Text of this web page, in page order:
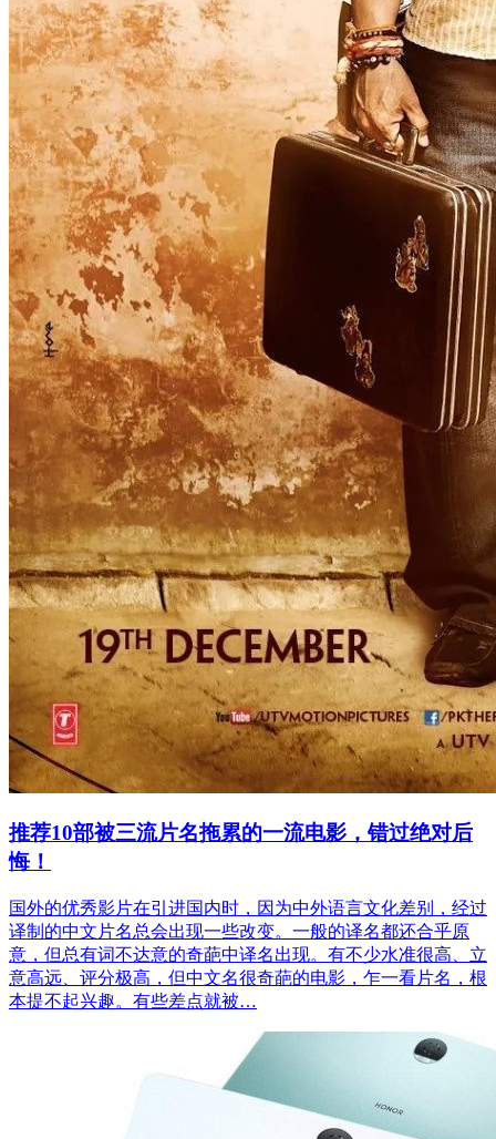
推荐10部被三流片名拖累的一流电影，错过绝对后
悔！
国外的优秀影片在引进国内时，因为中外语言文化差别，经过
译制的中文片名总会出现一些改变。一般的译名都还合乎原
意，但总有词不达意的奇葩中译名出现。有不少水准很高、立
意高远、评分极高，但中文名很奇葩的电影，乍一看片名，根
本提不起兴趣。有些差点就被…